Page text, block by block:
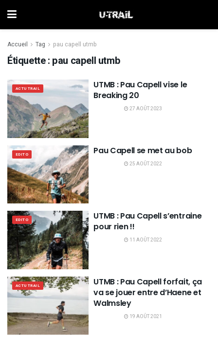
Accueil Tag pau capell utmb
Étiquette : pau capell utmb
ACTU TRAIL
UTMB : Pau Capell vise le
Breaking 20
27 AOÛT 2023
EDITO Pau Capell se met au bob
25 AOÛT 2022
EDITO
UTMB : Pau Capell s’entraine
pour rien !!
11 AOÛT 2022
ACTU TRAIL
UTMB : Pau Capell forfait, ça
va se jouer entre d’Haene et
Walmsley
19 AOÛT 2021